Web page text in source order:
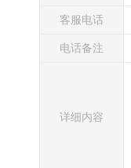
客服电话
电话备注
详细内容